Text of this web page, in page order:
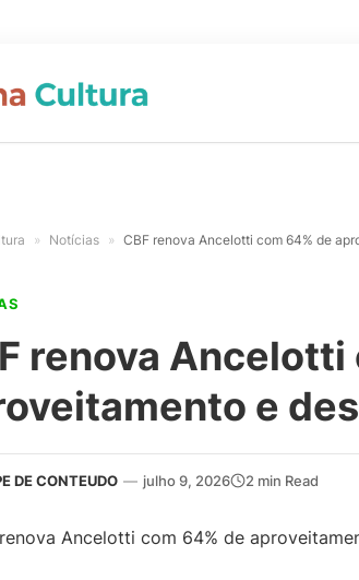
» Notícias » CBF renova Ancelotti com 64% de
renova Ancelotti
e
DE CONTEUDO — julho 9, 2026 2 min Read